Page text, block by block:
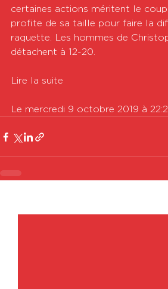
certaines actions méritent le
profite de sa taille pour faire la
raquette. Les hommes de
détachent à 12-20.
Lire la suite
Le mercredi 9 octobre 2019 à